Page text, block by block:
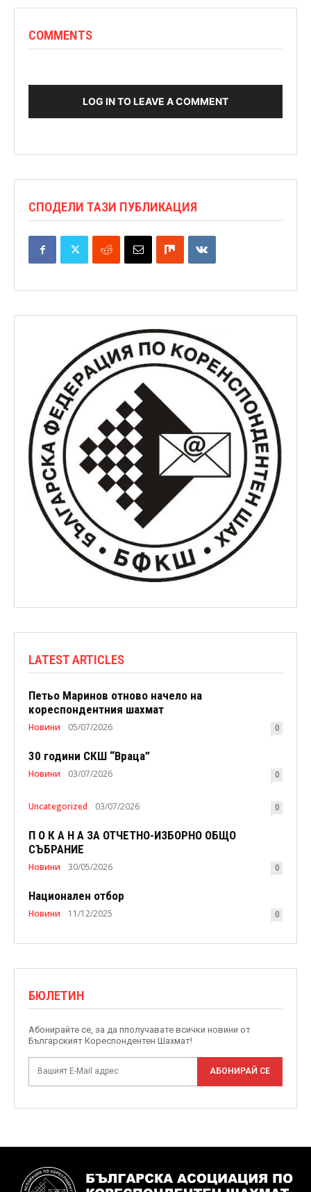
COMMENTS
LOG IN TO LEAVE A COMMENT
СПОДЕЛИ ТАЗИ ПУБЛИКАЦИЯ
LATEST ARTICLES
Петьо Маринов отново начело на
кореспондентния шахмат
Новини 05/07/2026 0
30 години СКШ “Враца”
Новини 03/07/2026 0
Uncategorized 03/07/2026 0
П О К А Н А ЗА ОТЧЕТНО-ИЗБОРНО ОБЩО
СЪБРАНИЕ
Новини 30/05/2026 0
Национален отбор
Новини 11/12/2025 0
БЮЛЕТИН
Абонирайте се, за да пполучавате всички новини от
Българският Кореспондентен Шахмат!
АБОНИРАЙ СЕ